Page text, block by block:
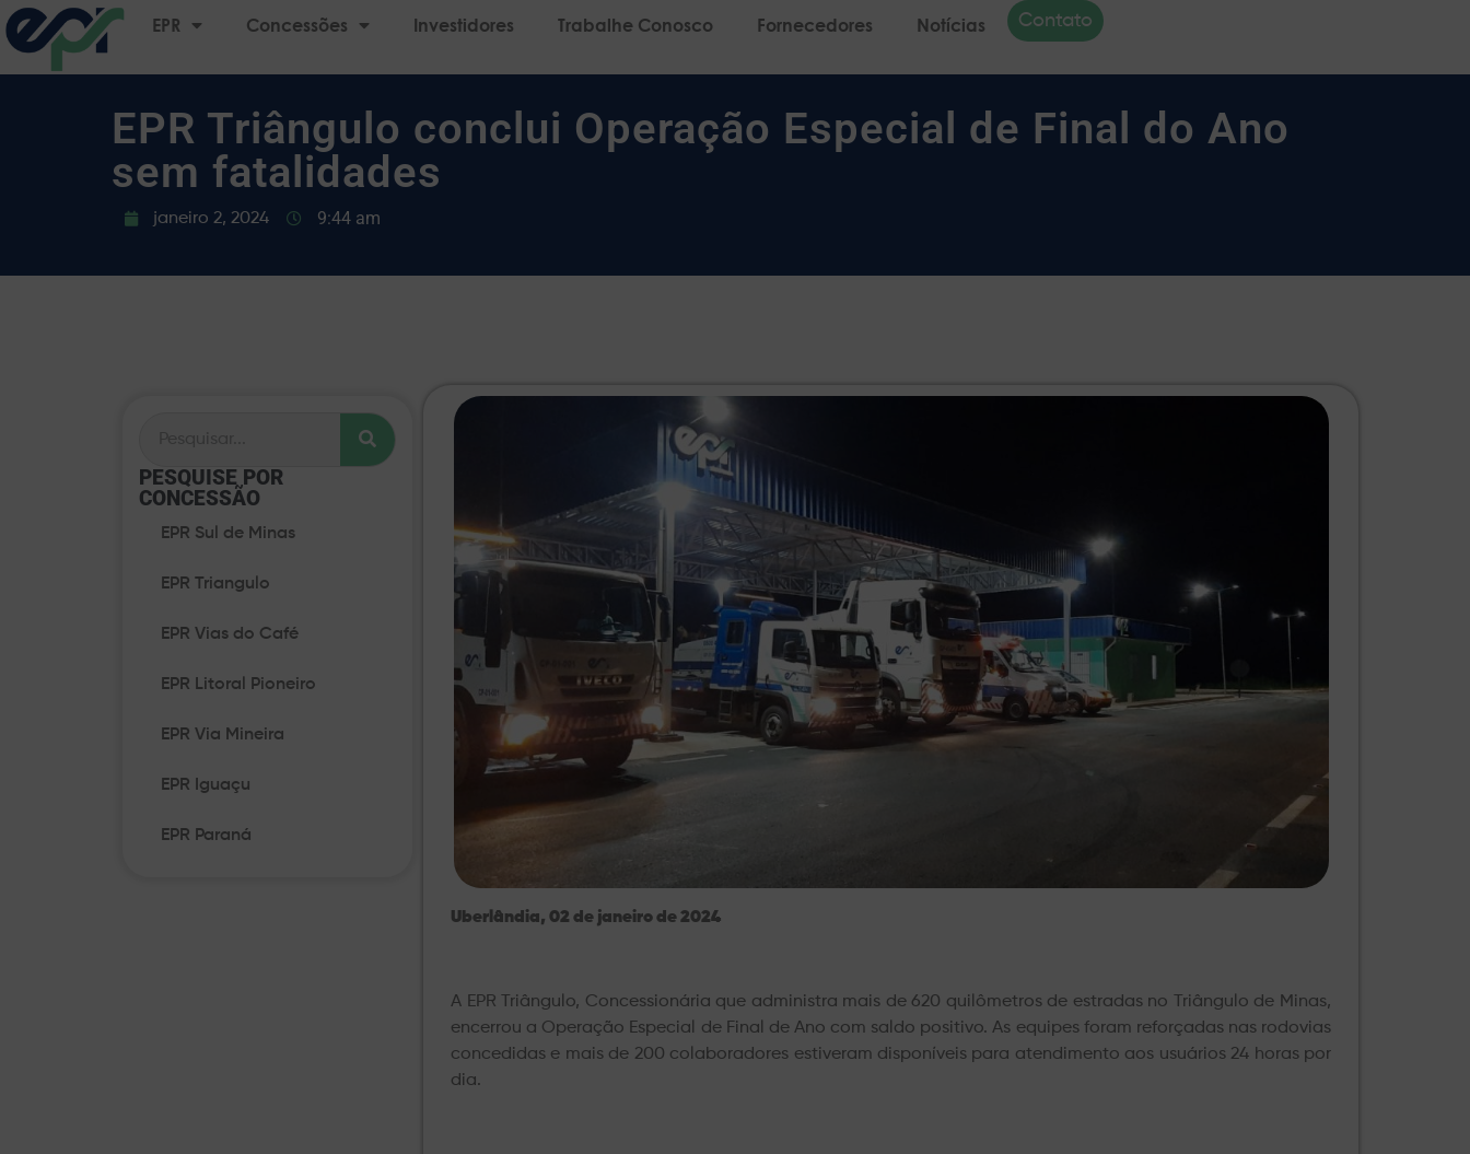
EPR Concessões Investidores Trabalhe Conosco Fornecedores Notícias Contato
EPR Triângulo conclui Operação Especial de Final do Ano
sem fatalidades
janeiro 2, 2024 9:44 am
PESQUISE POR
CONCESSÃO​
EPR Sul de Minas
EPR Triangulo
EPR Vias do Café
EPR Litoral Pioneiro
EPR Via Mineira
EPR Iguaçu
EPR Paraná
Uberlândia, 02 de janeiro de 2024
A EPR Triângulo, Concessionária que administra mais de 620 quilômetros de estradas no Triângulo de Minas,
encerrou a Operação Especial de Final de Ano com saldo positivo. As equipes foram reforçadas nas rodovias
concedidas e mais de 200 colaboradores estiveram disponíveis para atendimento aos usuários 24 horas por
dia.